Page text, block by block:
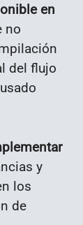
en
no
del flujo
y
los
de